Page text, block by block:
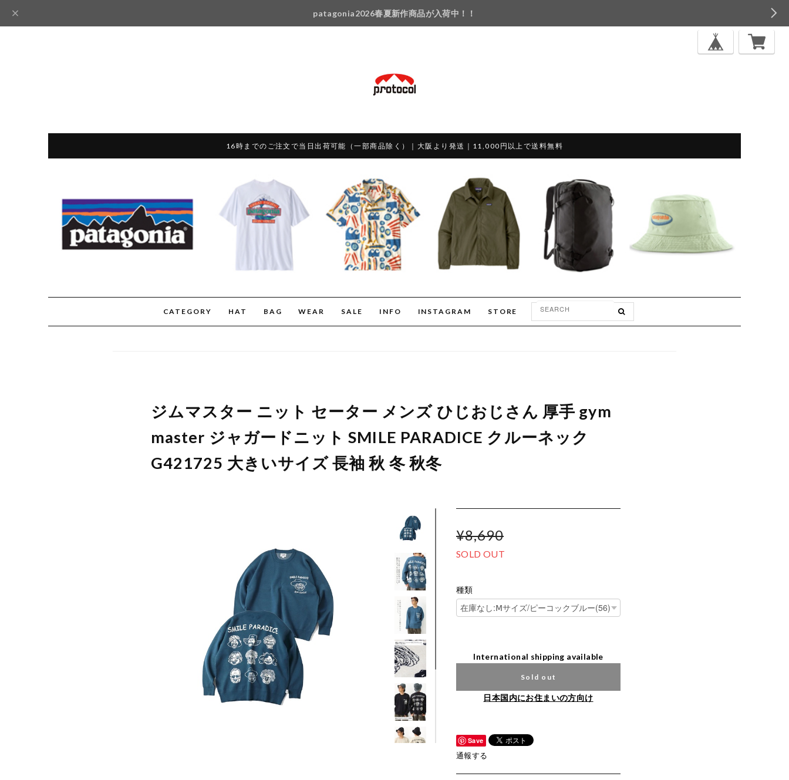
patagonia2026春夏新作商品が入荷中！！
16時までのご注文で当日出荷可能（一部商品除く）｜大阪より発送｜11,000円以上で送料無料
CATEGORY HAT BAG WEAR SALE INFO INSTAGRAM STORE
ジムマスター ニット セーター メンズ ひじおじさん 厚手 gym
master ジャガードニット SMILE PARADICE クルーネック
G421725 大きいサイズ 長袖 秋 冬 秋冬
¥8,690
SOLD OUT
種類
International shipping available
Sold out
日本国内にお住まいの方向け
Save
通報する